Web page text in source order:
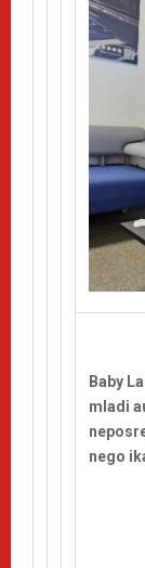
Baby
mladi
nego